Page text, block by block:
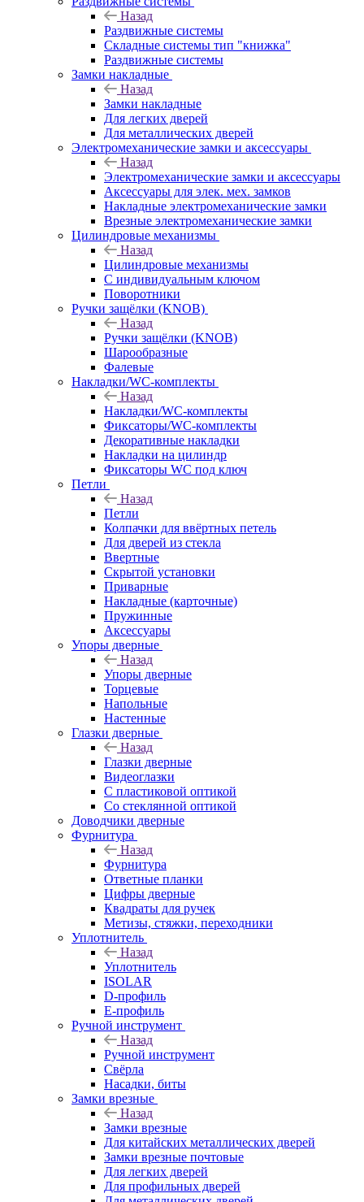
Назад
Раздвижные системы
Складные системы тип "книжка"
Раздвижные системы
Замки накладные
Назад
Замки накладные
Для легких дверей
Для металлических дверей
Электромеханические замки и аксессуары
Назад
Электромеханические замки и аксессуары
Аксессуары для элек. мех. замков
Накладные электромеханические замки
Врезные электромеханические замки
Цилиндровые механизмы
Назад
Цилиндровые механизмы
С индивидуальным ключом
Поворотники
Ручки защёлки (KNOB)
Назад
Ручки защёлки (KNOB)
Шарообразные
Фалевые
Накладки/WC-комплекты
Назад
Накладки/WC-комплекты
Фиксаторы/WC-комплекты
Декоративные накладки
Накладки на цилиндр
Фиксаторы WC под ключ
Петли
Назад
Петли
Колпачки для ввёртных петель
Для дверей из стекла
Ввертные
Скрытой установки
Приварные
Накладные (карточные)
Пружинные
Аксессуары
Упоры дверные
Назад
Упоры дверные
Торцевые
Напольные
Настенные
Глазки дверные
Назад
Глазки дверные
Видеоглазки
С пластиковой оптикой
Со стеклянной оптикой
Доводчики дверные
Фурнитура
Назад
Фурнитура
Ответные планки
Цифры дверные
Квадраты для ручек
Метизы, стяжки, переходники
Уплотнитель
Назад
Уплотнитель
ISOLAR
D-профиль
Е-профиль
Ручной инструмент
Назад
Ручной инструмент
Свёрла
Насадки, биты
Замки врезные
Назад
Замки врезные
Для китайских металлических дверей
Замки врезные почтовые
Для легких дверей
Для профильных дверей